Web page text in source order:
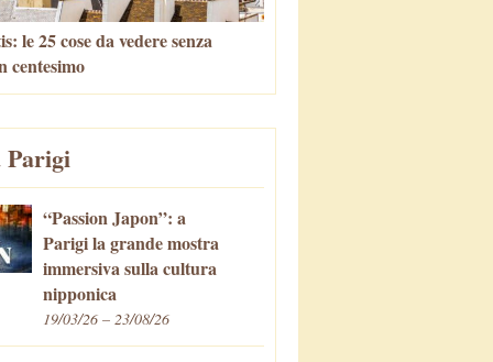
le 25 cose da vedere senza
centesimo
Parigi
“Passion Japon”: a
Parigi la grande mostra
immersiva sulla cultura
nipponica
19/03/26 – 23/08/26